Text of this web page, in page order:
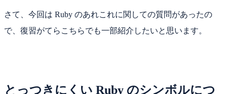
さて、今回は Ruby のあれこれに関しての質問があったの
で、復習がてらこちらでも一部紹介したいと思います。
とっつきにくい Ruby のシンボルにつ